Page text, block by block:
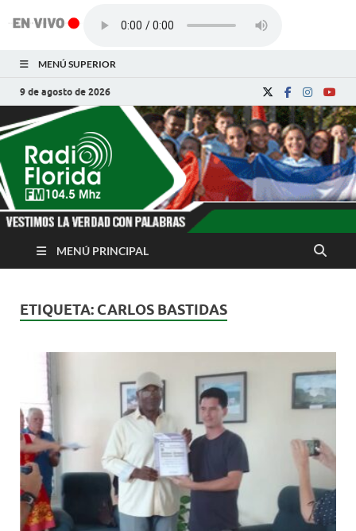
MENÚ SUPERIOR
9 de agosto de 2026
Radio Florida de
Cuba
Noticias y Actualidades de Florida, Camagüey,
MENÚ PRINCIPAL
ETIQUETA: CARLOS BASTIDAS